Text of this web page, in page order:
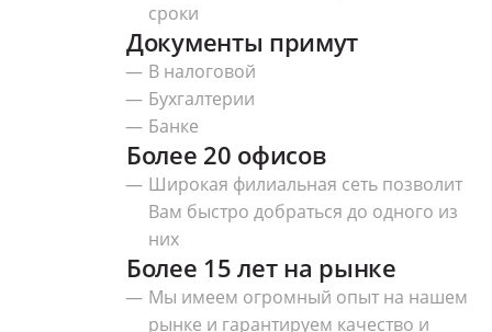
сроки
Документы примут
В налоговой
Бухгалтерии
Банке
Более 20 офисов
Широкая филиальная сеть позволит
Вам быстро добраться до одного из
них
Более 15 лет на рынке
Мы имеем огромный опыт на нашем
рынке и гарантируем качество и